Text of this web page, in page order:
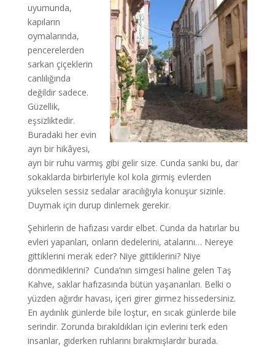
uyumunda,
kapıların
oymalarında,
pencerelerden
sarkan çiçeklerin
canlılığında
değildir sadece.
Güzellik,
eşsizliktedir.
Buradaki her evin
ayrı bir hikâyesi,
ayrı bir ruhu varmış gibi gelir size. Cunda sanki bu, dar
sokaklarda birbirleriyle kol kola girmiş evlerden
yükselen sessiz sedalar aracılığıyla konuşur sizinle.
Duymak için durup dinlemek gerekir.
Şehirlerin de hafızası vardır elbet. Cunda da hatırlar bu
evleri yapanları, onların dedelerini, atalarını… Nereye
gittiklerini merak eder? Niye gittiklerini? Niye
dönmediklerini? Cunda’nın simgesi haline gelen Taş
Kahve, saklar hafızasında bütün yaşananları. Belki o
yüzden ağırdır havası, içeri girer girmez hissedersiniz.
En aydınlık günlerde bile loştur, en sıcak günlerde bile
serindir. Zorunda bırakıldıkları için evlerini terk eden
insanlar, giderken ruhlarını bırakmışlardır burada.